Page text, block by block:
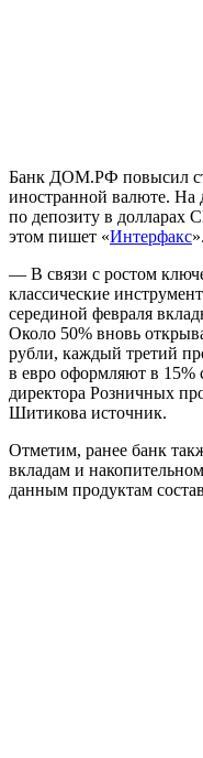
Банк ДОМ.РФ повысил
иностранной валюте. На
по депозиту в долларах
этом пишет «Интерфакс».
— В связи с ростом
классические
серединой февраля
Около 50% вновь
рубли, каждый третий
в евро оформляют в 15%
директора Розничных
Шитикова источник.
Отметим, ранее банк
вкладам и
данным продуктам